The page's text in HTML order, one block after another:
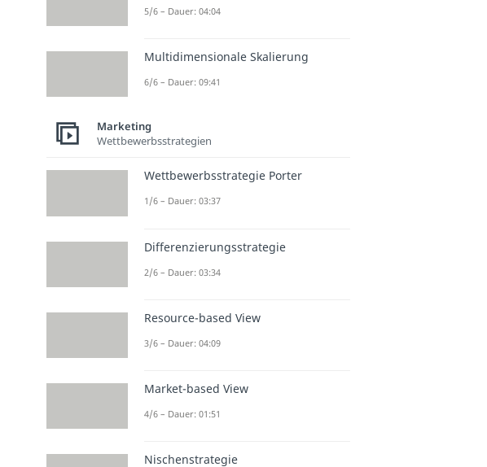
5/6 – Dauer: 04:04
Multidimensionale Skalierung
6/6 – Dauer: 09:41
Marketing
Wettbewerbsstrategien
Wettbewerbsstrategie Porter
1/6 – Dauer: 03:37
Differenzierungsstrategie
2/6 – Dauer: 03:34
Resource-based View
3/6 – Dauer: 04:09
Market-based View
4/6 – Dauer: 01:51
Nischenstrategie